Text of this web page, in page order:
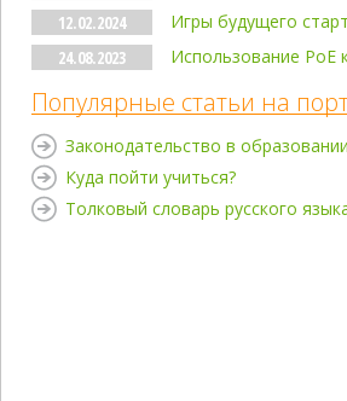
12.02.2024
Игры будущего
24.08.2023
Использование PoE
Популярные статьи на
Законодательство в образовании
Куда пойти учиться?
Толковый словарь русского